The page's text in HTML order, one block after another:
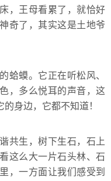
，王母看累了，就恰好
奇了，其实这是土地爷
蟆。它正在听松风、
，多么悦耳的声音，这
身边，它都不知道！
生，树下生石，石上
这么大一片石头林、石
，一方面让我们感受到